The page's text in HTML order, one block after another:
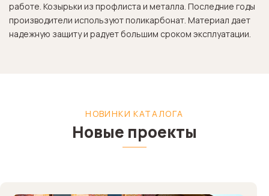
работе. Козырьки из профлиста и металла. Последние годы
производители используют поликарбонат. Материал дает
надежную защиту и радует большим сроком эксплуатации.
НОВИНКИ КАТАЛОГА
Новые проекты